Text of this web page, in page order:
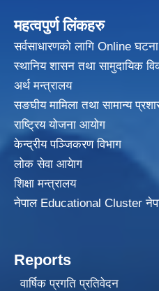
महत्वपुर्ण लिंकहरु
सर्वसाधारणको लागि Online घटना
स्थानिय शासन तथा सामुदायिक
अर्थ मन्त्रालय
सङघीय मामिला तथा सामान्य
राष्ट्रिय योजना आयोग
केन्द्रीय पञ्जिकरण विभाग
लोक सेवा आयेाग
शिक्षा मन्त्रालय
नेपाल Educational Cluster
Reports
वार्षिक प्रगति प्रतिवेदन